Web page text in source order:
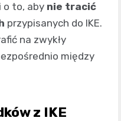
o to, aby nie tracić
przypisanych do IKE.
na zwykły
między
z IKE